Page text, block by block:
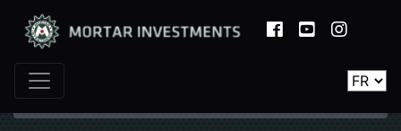
Home Véhicules russes ou autres ?